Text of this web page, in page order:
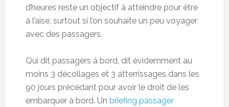
d’heures reste un objectif à atteindre pour être
à l’aise, surtout si l’on souhaite un peu voyager
avec des passagers.
Qui dit passagers à bord, dit évidemment au
moins 3 décollages et 3 atterrissages dans les
90 jours précédant pour avoir le droit de les
embarquer à bord. Un briefing passager